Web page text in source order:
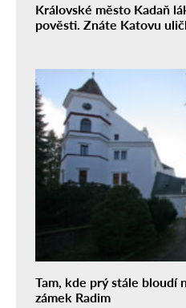
Královské město Kadaň
pověsti. Znáte Katovu
Tam, kde prý stále bloudí
zámek Radim